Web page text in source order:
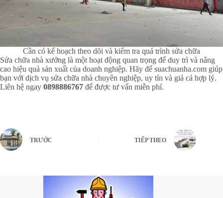
Cần có kế hoạch theo dõi và kiểm tra quá trình sửa chữa
Sửa chữa nhà xưởng là một hoạt động quan trọng để duy trì và nâng
cao hiệu quả sản xuất của doanh nghiệp. Hãy để suachuanha.com giúp
bạn với dịch vụ sửa chữa nhà chuyên nghiệp, uy tín và giá cả hợp lý.
Liên hệ ngay 0898886767 để được tư vấn miễn phí.
TRƯỚC TIẾP THEO